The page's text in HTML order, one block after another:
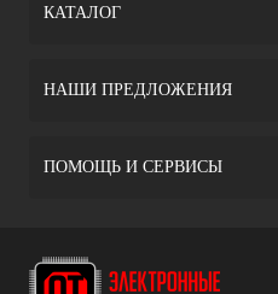
КАТАЛОГ
НАШИ ПРЕДЛОЖЕНИЯ
ПОМОЩЬ И СЕРВИСЫ